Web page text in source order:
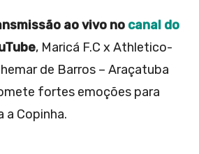
ao vivo no canal do
, Maricá F.C x Athletico-
de Barros – Araçatuba
fortes emoções para
a Copinha.